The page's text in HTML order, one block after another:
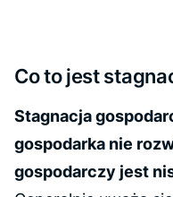
Co to jest
Stagnacja
gospodarka nie
gospodarczy jest